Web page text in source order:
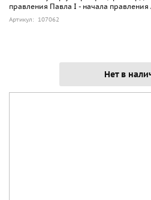
правления Павла I - начала правления
Артикул: 107062
Нет в